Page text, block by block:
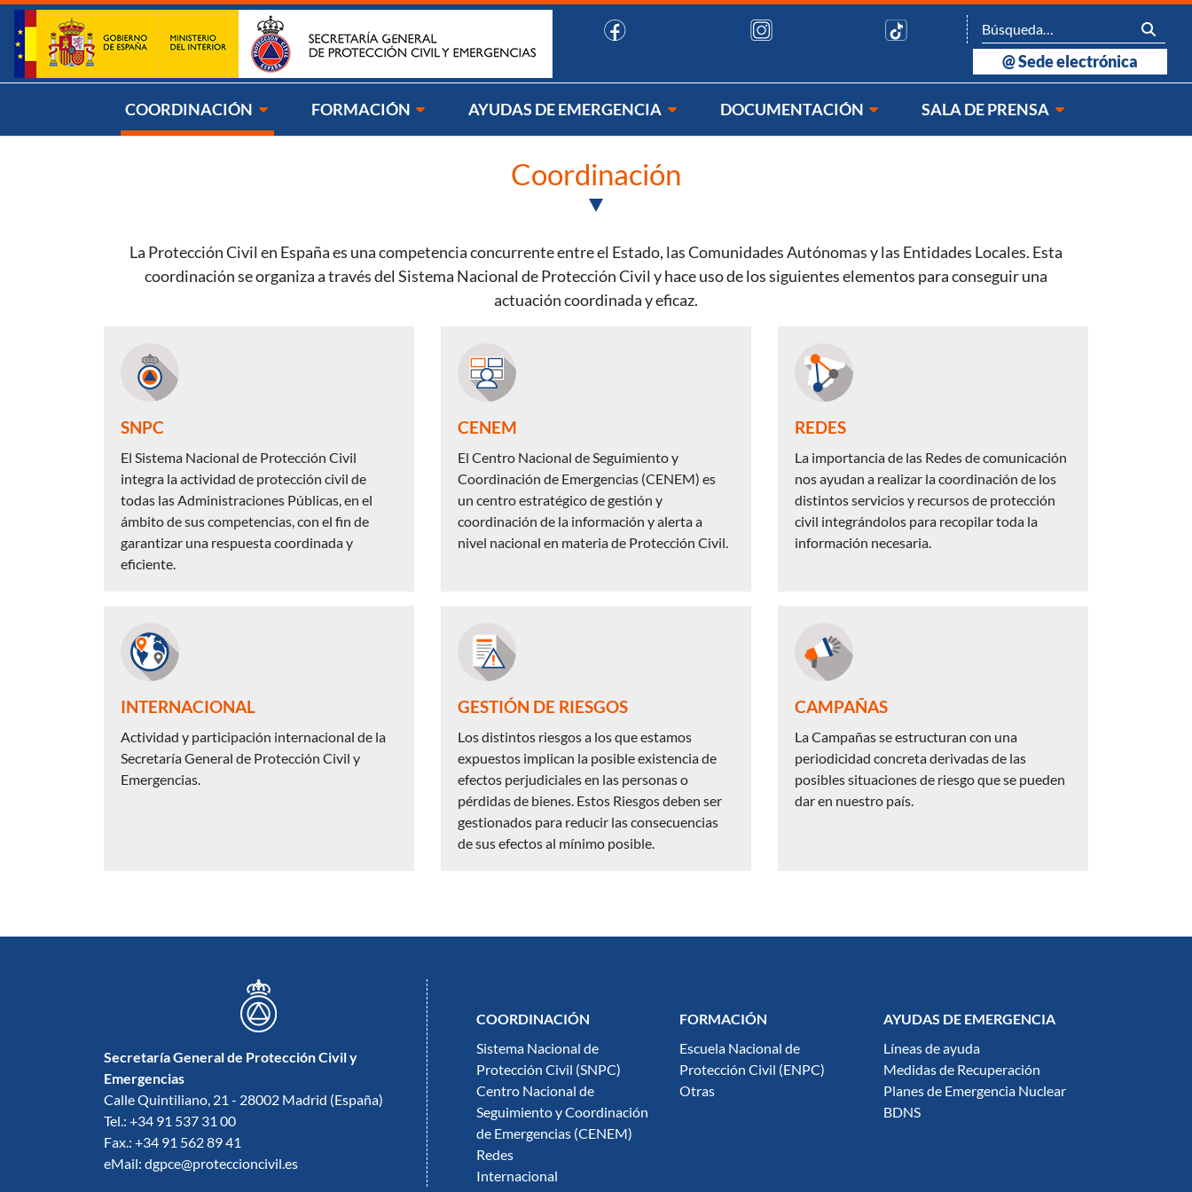
Saltar al contenido
@Sede electrónica
COORDINACIÓN FORMACIÓN AYUDAS DE EMERGENCIA DOCUMENTACIÓN SALA DE PRENSA
Coordinación
La Protección Civil en España es una competencia concurrente entre el Estado, las Comunidades Autónomas y las Entidades Locales. Esta
coordinación se organiza a través del Sistema Nacional de Protección Civil y hace uso de los siguientes elementos para conseguir una
actuación coordinada y eficaz.
SNPC
El Sistema Nacional de Protección Civil
integra la actividad de protección civil de
todas las Administraciones Públicas, en el
ámbito de sus competencias, con el fin de
garantizar una respuesta coordinada y
eficiente.
CENEM
El Centro Nacional de Seguimiento y
Coordinación de Emergencias (CENEM) es
un centro estratégico de gestión y
coordinación de la información y alerta a
nivel nacional en materia de Protección Civil.
REDES
La importancia de las Redes de comunicación
nos ayudan a realizar la coordinación de los
distintos servicios y recursos de protección
civil integrándolos para recopilar toda la
información necesaria.
INTERNACIONAL
Actividad y participación internacional de la
Secretaría General de Protección Civil y
Emergencias.
GESTIÓN DE RIESGOS
Los distintos riesgos a los que estamos
expuestos implican la posible existencia de
efectos perjudiciales en las personas o
pérdidas de bienes. Estos Riesgos deben ser
gestionados para reducir las consecuencias
de sus efectos al mínimo posible.
CAMPAÑAS
La Campañas se estructuran con una
periodicidad concreta derivadas de las
posibles situaciones de riesgo que se pueden
dar en nuestro país.
Secretaría General de Protección Civil y
Emergencias
Calle Quintiliano, 21 - 28002 Madrid (España)
Tel.: +34 91 537 31 00
Fax.: +34 91 562 89 41
eMail: dgpce@proteccioncivil.es
COORDINACIÓN
Sistema Nacional de
Protección Civil (SNPC)
Centro Nacional de
Seguimiento y Coordinación
de Emergencias (CENEM)
Redes
Internacional
FORMACIÓN
Escuela Nacional de
Protección Civil (ENPC)
Otras
AYUDAS DE EMERGENCIA
Líneas de ayuda
Medidas de Recuperación
Planes de Emergencia Nuclear
BDNS